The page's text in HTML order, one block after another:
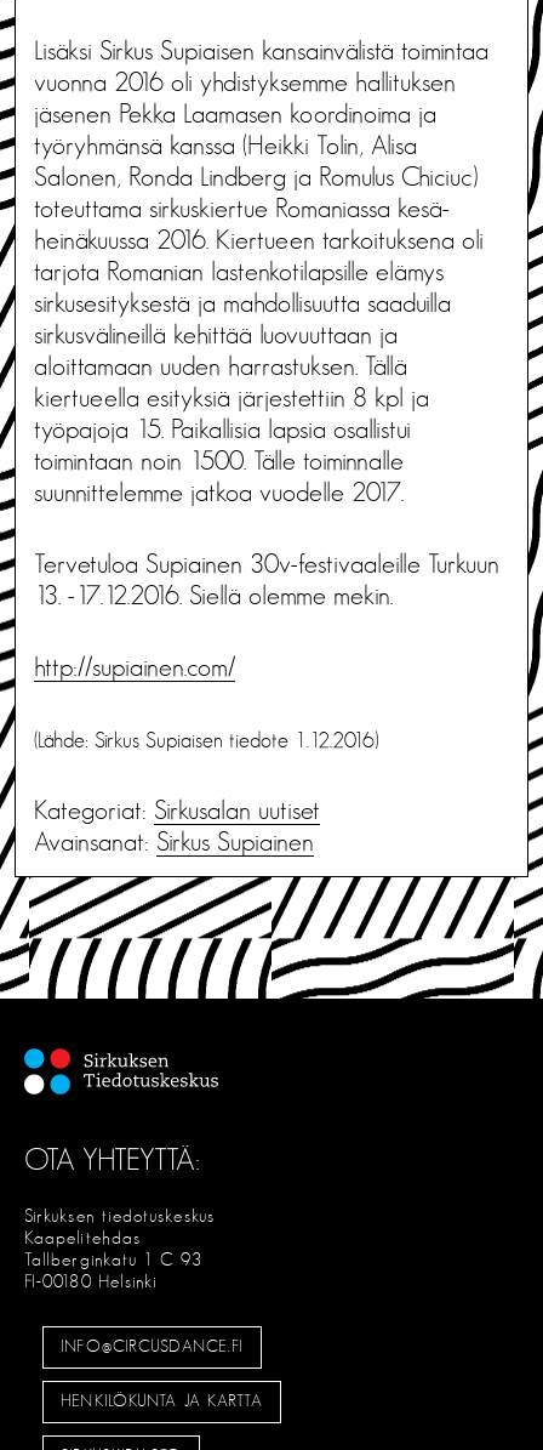
Lisäksi Sirkus Supiaisen kansainvälistä toimintaa
vuonna 2016 oli yhdistyksemme hallituksen
jäsenen Pekka Laamasen koordinoima ja
työryhmänsä kanssa (Heikki Tolin, Alisa
Salonen, Ronda Lindberg ja Romulus Chiciuc)
toteuttama sirkuskiertue Romaniassa kesä-
heinäkuussa 2016. Kiertueen tarkoituksena oli
tarjota Romanian lastenkotilapsille elämys
sirkusesityksestä ja mahdollisuutta saaduilla
sirkusvälineillä kehittää luovuuttaan ja
aloittamaan uuden harrastuksen. Tällä
kiertueella esityksiä järjestettiin 8 kpl ja
työpajoja 15. Paikallisia lapsia osallistui
toimintaan noin 1500. Tälle toiminnalle
suunnittelemme jatkoa vuodelle 2017.
Tervetuloa Supiainen 30v-festivaaleille Turkuun
13. -17.12.2016. Siellä olemme mekin.
http://supiainen.com/
(Lähde: Sirkus Supiaisen tiedote 1.12.2016)
Kategoriat: Sirkusalan uutiset
Avainsanat: Sirkus Supiainen
OTA YHTEYTTÄ:
Sirkuksen tiedotuskeskus
Kaapelitehdas
Tallberginkatu 1 C 93
FI-00180 Helsinki
INFO@CIRCUSDANCE.FI
HENKILÖKUNTA JA KARTTA